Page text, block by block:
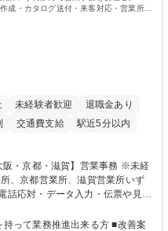
成・カタログ送付・来客対応・営業所内
未経験者歓迎
退職金あり
交通費支給
駅近5分以内
話応対・データ入力・伝票や見積
内で発生する事務業務や業務改
って業務推進出来る方 ■改善案